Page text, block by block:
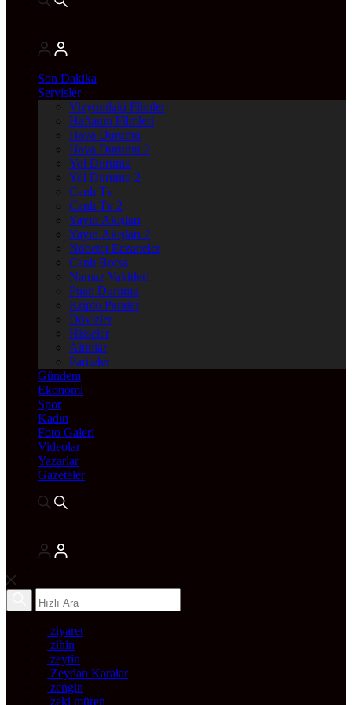
Son Dakika
Servisler
Vizyondaki Filmler
Haftanin Filmleri
Hava Durumu
Hava Durumu 2
Yol Durumu
Yol Durumu 2
Canlı Tv
Canlı Tv 2
Yayın Akışları
Yayın Akışları 2
Nöbetçi Eczaneler
Canlı Borsa
Namaz Vakitleri
Puan Durumu
Kripto Paralar
Dövizler
Hisseler
Altınlar
Pariteler
Gündem
Ekonomi
Spor
Kadın
Foto Galeri
Videolar
Yazarlar
Gazeteler
ziyaret
zihin
zeytin
Zeydan Karalar
zengin
zeki müren